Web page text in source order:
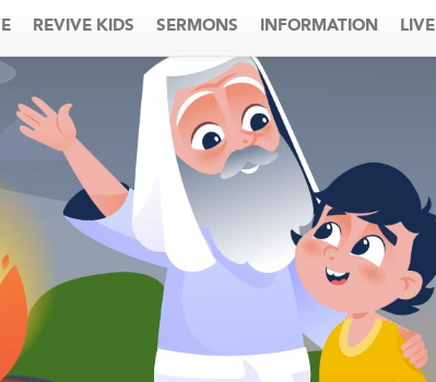
REVIVE KIDS SERMONS INFORMATION LIVE